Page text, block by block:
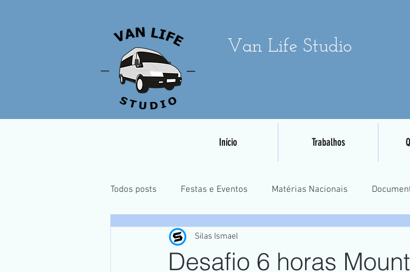
Van Life Studio
Início Trabalhos
Todos posts Festas e Eventos Matérias Nacionais
Casamentos e Pré-Wedding
Desafio 6 horas
Silas Ismael